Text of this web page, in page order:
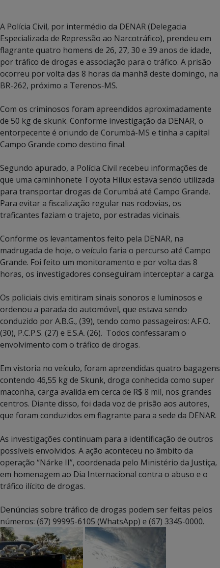
A Polícia Civil, por intermédio da DENAR (Delegacia
Especializada de Repressão ao Narcotráfico), prendeu em
flagrante quatro homens de 26, 27, 30 e 39 anos de idade,
por tráfico de drogas e associação para o tráfico. A prisão
ocorreu por volta das 8 horas da manhã deste domingo, na
BR-262, próximo a Terenos-MS.
Com os criminosos foram apreendidos aproximadamente
de 50 kg de skunk. Conforme investigação da DENAR, o
entorpecente é oriundo de Corumbá-MS e tinha a capital
Campo Grande como destino final.
Segundo apurado, a Polícia Civil recebeu informações de
que uma caminhonete Toyota Hilux estava sendo utilizada
para transportar drogas de Corumbá até Campo Grande.
Para evitar a fiscalização regular nas rodovias, os
traficantes faziam o trajeto, por estradas vicinais.
Conforme os levantamentos feito pela DENAR, na
madrugada de hoje, o veículo faria o percurso até Campo
Grande. Foi feito um monitoramento e por volta das 8
horas, os investigadores conseguiram interceptar a carga.
Os policiais civis emitiram sinais sonoros e luminosos e
ordenou a parada do automóvel, que estava sendo
conduzido por A.B.G., (39), tendo como passageiros: A.F.O.
(30), P.C.P.S. (27) e E.S.A. (26). Todos confessaram o
envolvimento com o tráfico de drogas.
Em vistoria no veículo, foram apreendidas quatro bagagens
contendo 46,55 kg de Skunk, droga conhecida como super
maconha, carga avalida em cerca de R$ 8 mil, nos grandes
centros. Diante disso, foi dada voz de prisão aos autores,
que foram conduzidos em flagrante para a sede da DENAR.
As investigações continuam para a identificação de outros
possíveis envolvidos. A ação aconteceu no âmbito da
operação “Nárke II”, coordenada pelo Ministério da Justiça,
em homenagem ao Dia Internacional contra o abuso e o
tráfico ilícito de drogas.
Denúncias sobre tráfico de drogas podem ser feitas pelos
números: (67) 99995-6105 (WhatsApp) e (67) 3345-0000.